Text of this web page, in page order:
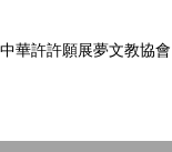
中華許許願展夢文教協會